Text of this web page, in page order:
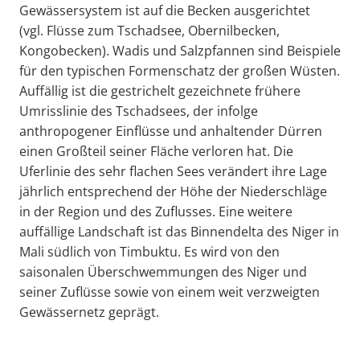
Gewässersystem ist auf die Becken ausgerichtet
(vgl. Flüsse zum Tschadsee, Obernilbecken,
Kongobecken). Wadis und Salzpfannen sind Beispiele
für den typischen Formenschatz der großen Wüsten.
Auffällig ist die gestrichelt gezeichnete frühere
Umrisslinie des Tschadsees, der infolge
anthropogener Einflüsse und anhaltender Dürren
einen Großteil seiner Fläche verloren hat. Die
Uferlinie des sehr flachen Sees verändert ihre Lage
jährlich entsprechend der Höhe der Niederschläge
in der Region und des Zuflusses. Eine weitere
auffällige Landschaft ist das Binnendelta des Niger in
Mali südlich von Timbuktu. Es wird von den
saisonalen Überschwemmungen des Niger und
seiner Zuflüsse sowie von einem weit verzweigten
Gewässernetz geprägt.